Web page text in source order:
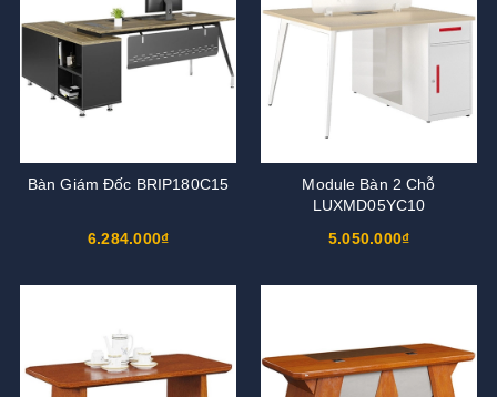
Bàn Giám Đốc BRIP180C15
6.284.000₫
Module Bàn 2 Chỗ
LUXMD05YC10
5.050.000₫